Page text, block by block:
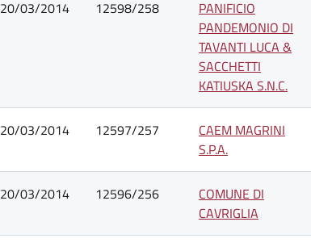
20/03/2014 12598/258
PANIFICIO
PANDEMONIO DI
TAVANTI LUCA &
SACCHETTI
KATIUSKA S.N.C.
20/03/2014 12597/257
CAEM MAGRINI
S.P.A.
20/03/2014 12596/256
COMUNE DI
CAVRIGLIA